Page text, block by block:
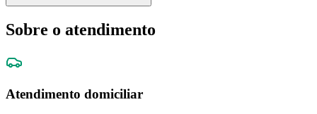
Sobre o atendimento
Atendimento domiciliar